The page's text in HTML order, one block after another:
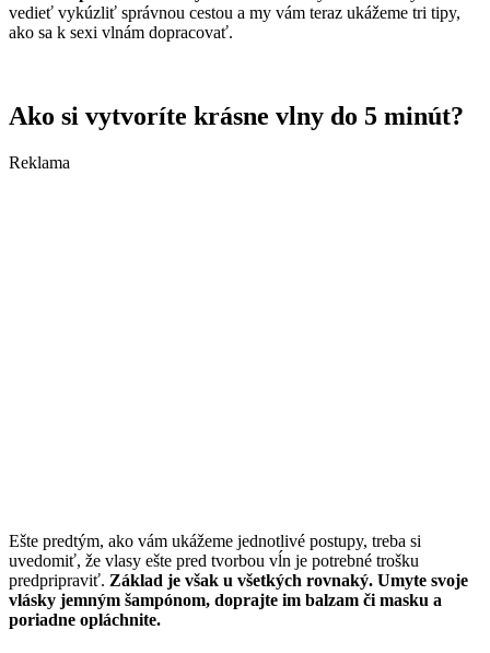
vedieť vykúzliť správnou cestou a my vám teraz ukážeme tri tipy,
ako sa k sexi vlnám dopracovať.
Ako si vytvoríte krásne vlny do 5 minút?
Reklama
Ešte predtým, ako vám ukážeme jednotlivé postupy, treba si
uvedomiť, že vlasy ešte pred tvorbou vĺn je potrebné trošku
predpripraviť. Základ je však u všetkých rovnaký. Umyte svoje
vlásky jemným šampónom, doprajte im balzam či masku a
poriadne opláchnite.